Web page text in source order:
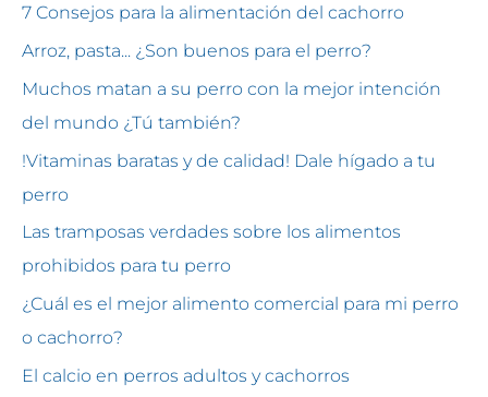
7 Consejos para la alimentación del cachorro
Arroz, pasta... ¿Son buenos para el perro?
Muchos matan a su perro con la mejor intención
del mundo ¿Tú también?
!Vitaminas baratas y de calidad! Dale hígado a tu
perro
Las tramposas verdades sobre los alimentos
prohibidos para tu perro
¿Cuál es el mejor alimento comercial para mi perro
o cachorro?
El calcio en perros adultos y cachorros